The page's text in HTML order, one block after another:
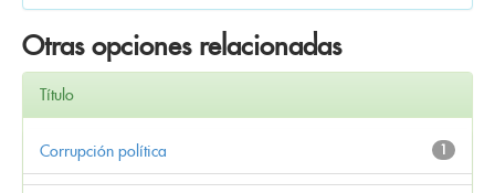
Otras opciones relacionadas
Título
1
Corrupción política